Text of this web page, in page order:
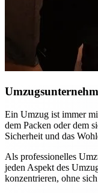
Ein Umzug ist immer
dem Packen oder dem
Sicherheit und das
Als professionelles
jeden Aspekt des
konzentrieren, ohne